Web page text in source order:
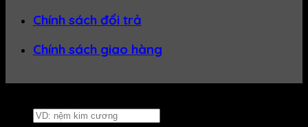
Chính sách đổi trả
Chính sách giao hàng
Tìm